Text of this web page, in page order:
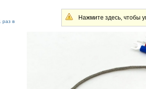
раз в
Нажмите здесь, чтобы